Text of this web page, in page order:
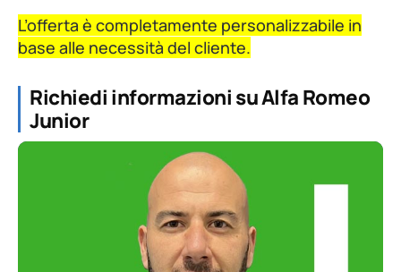
L’offerta è completamente personalizzabile in
base alle necessità del cliente.
Richiedi informazioni su Alfa Romeo
Junior